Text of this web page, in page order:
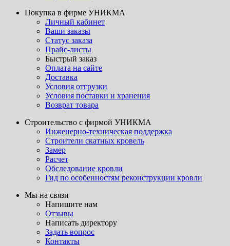
Покупка в фирме УНИКМА
Личный кабинет
Ваши заказы
Статус заказа
Прайс-листы
Быстрый заказ
Оплата на сайте
Доставка
Условия отгрузки
Условия поставки и хранения
Возврат товара
Строительство с фирмой УНИКМА
Инженерно-техническая поддержка
Строители скатных кровель
Замер
Расчет
Обследование кровли
Гид по особенностям реконструкции кровли
Мы на связи
Напишите нам
Отзывы
Написать директору
Задать вопрос
Контакты